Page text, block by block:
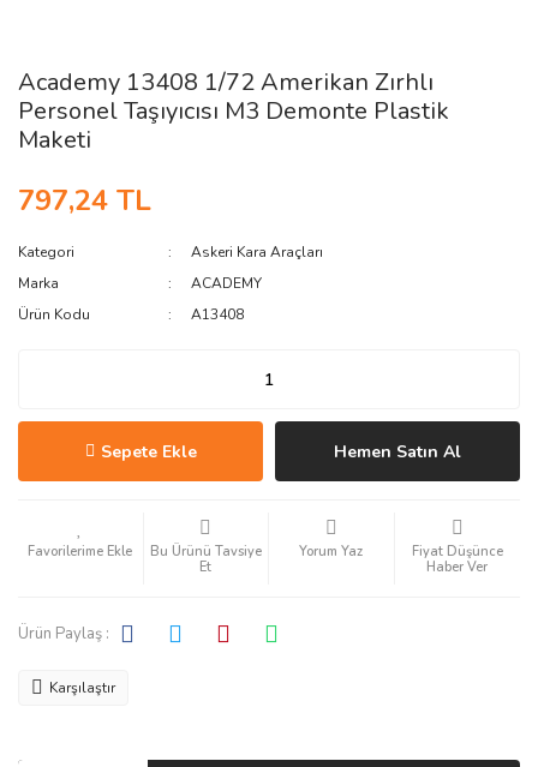
Academy 13408 1/72 Amerikan Zırhlı
Personel Taşıyıcısı M3 Demonte Plastik
Maketi
797,24 TL
Kategori
Askeri Kara Araçları
Marka
ACADEMY
Ürün Kodu
A13408
Sepete Ekle Hemen Satın Al
Bu Ürünü Tavsiye
Et
Yorum Yaz
Fiyat Düşünce
Haber Ver
Ürün Paylaş :
Karşılaştır